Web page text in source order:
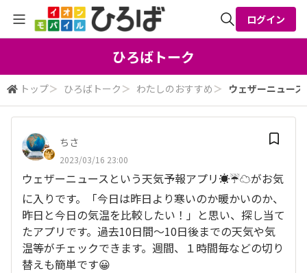
検索
ログイン
ひろばトーク
トップ＞ ひろばトーク ＞ わたしのおすすめ ＞ ウェザーニュー
ちさ
2023/03/16 23:00
ウェザーニュースという天気予報アプリ☀☔☁がお気
に入りです。「今日は昨日より寒いのか暖かいのか、
昨日と今日の気温を比較したい！」と思い、探し当て
たアプリです。過去10日間〜10日後までの天気や気
温等がチェックできます。週間、１時間毎などの切り
替えも簡単です😀